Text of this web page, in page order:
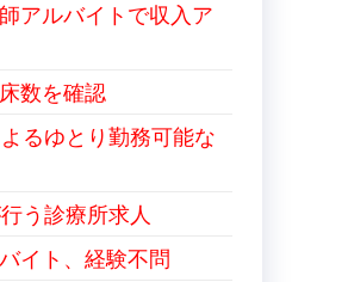
アルバイトで収入ア
数を確認
るゆとり勤務可能な
う診療所求人
イト、経験不問